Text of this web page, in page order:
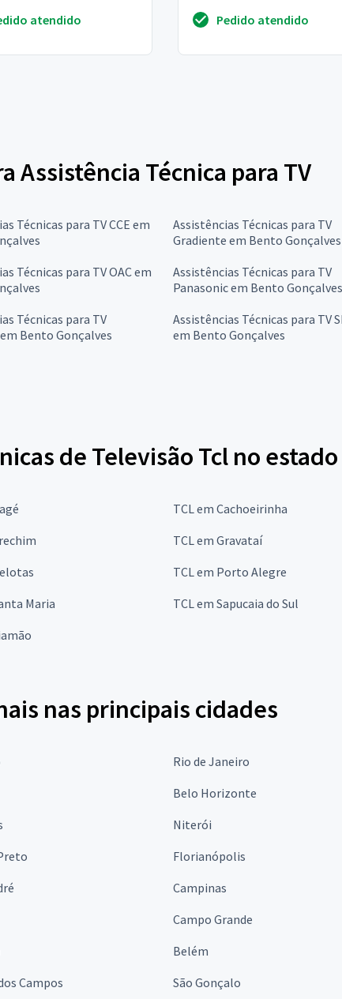
atendido
Pedido atendido
Assistência Técnica para TV
Técnicas para TV CCE em
Assistências Técnicas para TV
Gradiente em Bento Gonçalves
Técnicas para TV OAC em
Assistências Técnicas para TV
Panasonic em Bento Gonçalves
Técnicas para TV
Bento Gonçalves
Assistências Técnicas para TV
em Bento Gonçalves
de Televisão Tcl no
TCL em Cachoeirinha
TCL em Gravataí
TCL em Porto Alegre
Maria TCL em Sapucaia do Sul
nas principais cidades
Rio de Janeiro
Belo Horizonte
Niterói
Florianópolis
Campinas
Campo Grande
Belém
Campos São Gonçalo